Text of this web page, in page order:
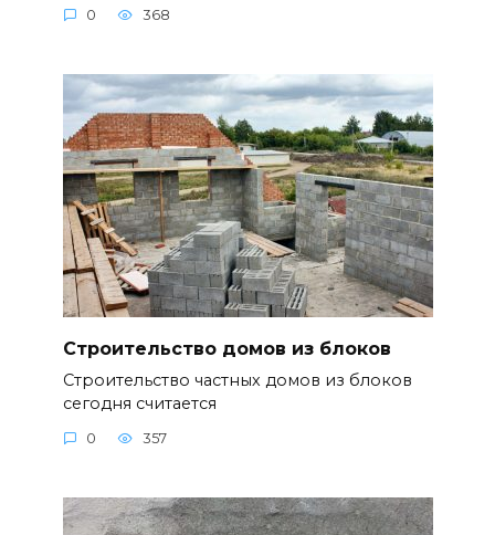
0 368
Строительство домов из блоков
Строительство частных домов из блоков
сегодня считается
0 357